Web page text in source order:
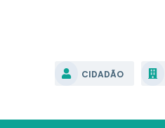
CIDADÃO